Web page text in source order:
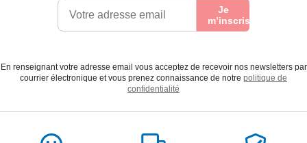
Je
m’inscris
En renseignant votre adresse email vous acceptez de recevoir nos newsletters par
courrier électronique et vous prenez connaissance de notre politique de
confidentialité